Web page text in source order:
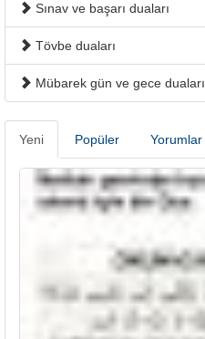
Sınav ve başarı duaları
Tövbe duaları
Mübarek gün ve gece duaları
Yeni Popüler Yorumlar